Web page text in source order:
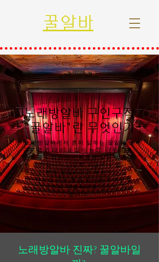
꿀알바
노래방알바 구인구직
"꿀알바"란 무엇인가
노래방알바에서 흔히 말하는 꿀알바란
근무 조건 대비 수입이 높고, 근무 강도·
스트레스·리스크가 비교적 낮은 일자리
를 의미합니다.단순히 시급이나 일당이
높다고 해서 꿀알바라고 부르지는 않으
며, 안전성·근무 환경·정산의 투명성·출
근 자유도까지 종합적으로 고려해 판단
합니다.
노래방알바 진짜? 꿀알바일